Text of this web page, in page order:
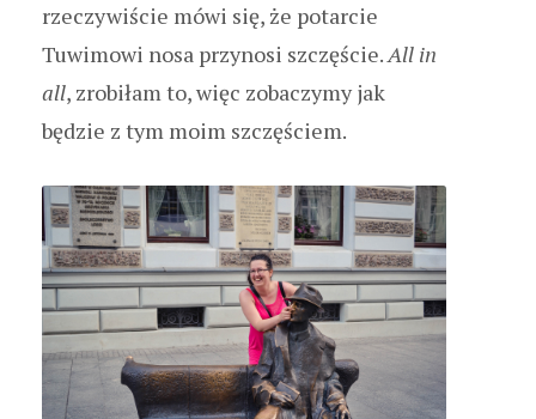
rzeczywiście mówi się, że potarcie
Tuwimowi nosa przynosi szczęście.All in
all, zrobiłam to, więc zobaczymy jak
będzie z tym moim szczęściem.